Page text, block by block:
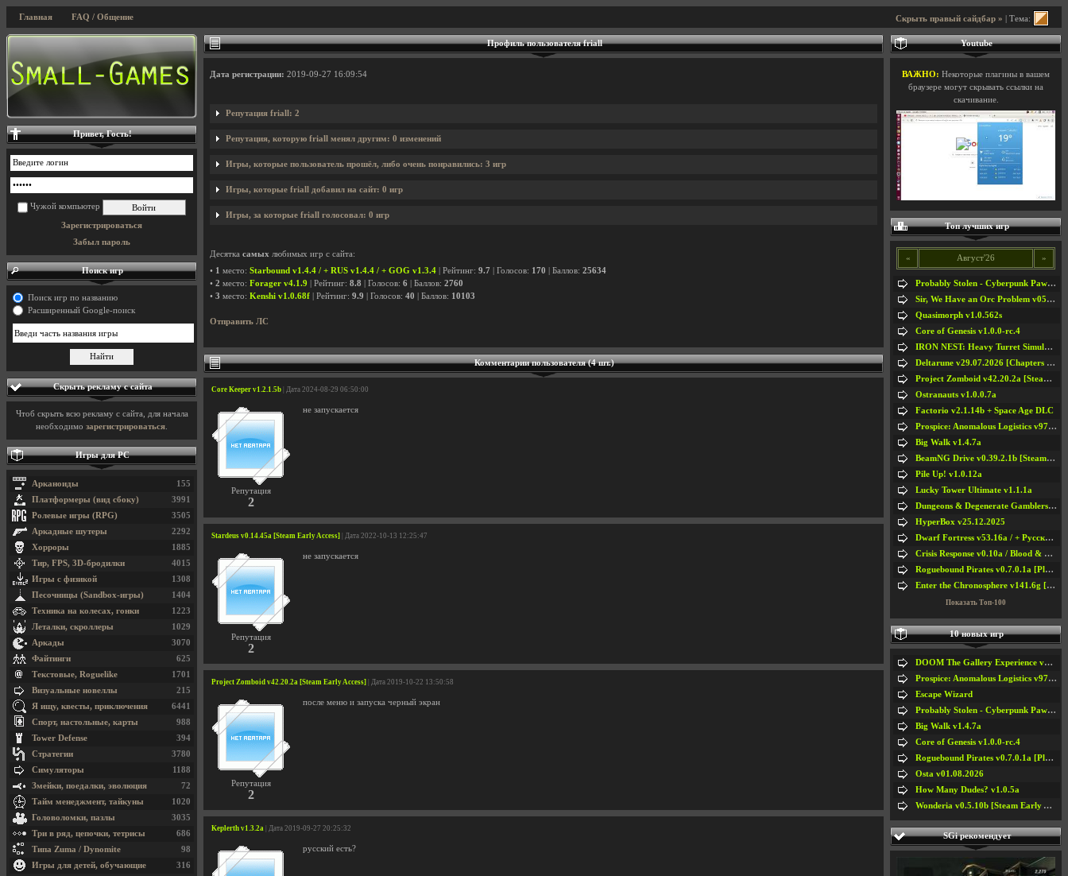
Скрыть правый сайдбар » | Тема:
Главная FAQ / Общение
Профиль пользователя friall
Дата регистрации: 2019-09-27 16:09:54
Репутация friall: 2
Репутация, которую friall менял другим: 0 изменений
Игры, которые пользователь прошёл, либо очень понравились: 3 игр
Игры, которые friall добавил на сайт: 0 игр
Игры, за которые friall голосовал: 0 игр
Десятка самых любимых игр с сайта:
• 1 место: Starbound v1.4.4 / + RUS v1.4.4 / + GOG v1.3.4 | Рейтинг: 9.7 | Голосов: 170 | Баллов: 25634
• 2 место: Forager v4.1.9 | Рейтинг: 8.8 | Голосов: 6 | Баллов: 2760
• 3 место: Kenshi v1.0.68f | Рейтинг: 9.9 | Голосов: 40 | Баллов: 10103
Отправить ЛС
Комментарии пользователя (4 шт.)
Core Keeper v1.2.1.5b | Дата 2024-08-29 06:50:00
Репутация
2
не запускается
Stardeus v0.14.45a [Steam Early Access] | Дата 2022-10-13 12:25:47
Репутация
2
не запускается
Project Zomboid v42.20.2a [Steam Early Access] | Дата 2019-10-22 13:50:58
Репутация
2
после меню и запуска черный экран
Keplerth v1.3.2a | Дата 2019-09-27 20:25:32
русский есть?
Привет, Гость!
Чужой компьютер
Зарегистрироваться
Забыл пароль
Поиск игр
Поиск игр по названию
Расширенный Google-поиск
Скрыть рекламу с сайта
Чтоб скрыть всю рекламу с сайта, для начала
необходимо зарегистрироваться
Игры для PC
155
Арканоиды
3991
Платформеры (вид сбоку)
3505
Ролевые игры (RPG)
2292
Аркадные шутеры
1885
Хорроры
4015
Тир, FPS, 3D-бродилки
1308
Игры с физикой
1404
Песочницы (Sandbox-игры)
1223
Техника на колесах, гонки
1029
Леталки, скроллеры
3070
Аркады
625
Файтинги
1701
Текстовые, Roguelike
215
Визуальные новеллы
6441
Я ищу, квесты, приключения
988
Спорт, настольные, карты
394
Tower Defense
3780
Стратегии
1188
Симуляторы
72
Змейки, поедалки, эволюция
1020
Тайм менеджмент, тайкуны
3035
Головоломки, пазлы
686
Три в ряд, цепочки, тетрисы
98
Типа Zuma / Dynomite
316
Игры для детей, обучающие
Youtube
ВАЖНО: Некоторые плагины в вашем
браузере могут скрывать ссылки на
скачивание.
Топ лучших игр
« Август'26 »
Probably Stolen - Cyberpunk Pawnshop Simulator v048c [Playtest]
Sir, We Have an Orc Problem v05.08.2026
Quasimorph v1.0.562s
Core of Genesis v1.0.0-rc.4
IRON NEST: Heavy Turret Simulator v1.0a
Deltarune v29.07.2026 [Chapters 1-5] / + RUS [Chapters 1-5]
Project Zomboid v42.20.2a [Steam Early Access]
Ostranauts v1.0.0.7a
Factorio v2.1.14b + Space Age DLC
Prospice: Anomalous Logistics v97 [Playtest]
Big Walk v1.4.7a
BeamNG Drive v0.39.2.1b [Steam Early Access]
Pile Up! v1.0.12a
Lucky Tower Ultimate v1.1.1a
Dungeons & Degenerate Gamblers v2.0.2a
HyperBox v25.12.2025
Dwarf Fortress v53.16a / + Русская Версия v50.12a
Crisis Response v0.10a / Blood & Bullet
Roguebound Pirates v0.7.0.1a [Playtest]
Enter the Chronosphere v141.6g [Steam Early Access]
Показать Топ-100
10 новых игр
DOOM The Gallery Experience v1.4.2
Prospice: Anomalous Logistics v97 [Playtest]
Escape Wizard
Probably Stolen - Cyberpunk Pawnshop Simulator v048c [Playtest]
Big Walk v1.4.7a
Core of Genesis v1.0.0-rc.4
Roguebound Pirates v0.7.0.1a [Playtest]
Osta v01.08.2026
How Many Dudes? v1.0.5a
Wonderia v0.5.10b [Steam Early Access]
SGi рекомендует